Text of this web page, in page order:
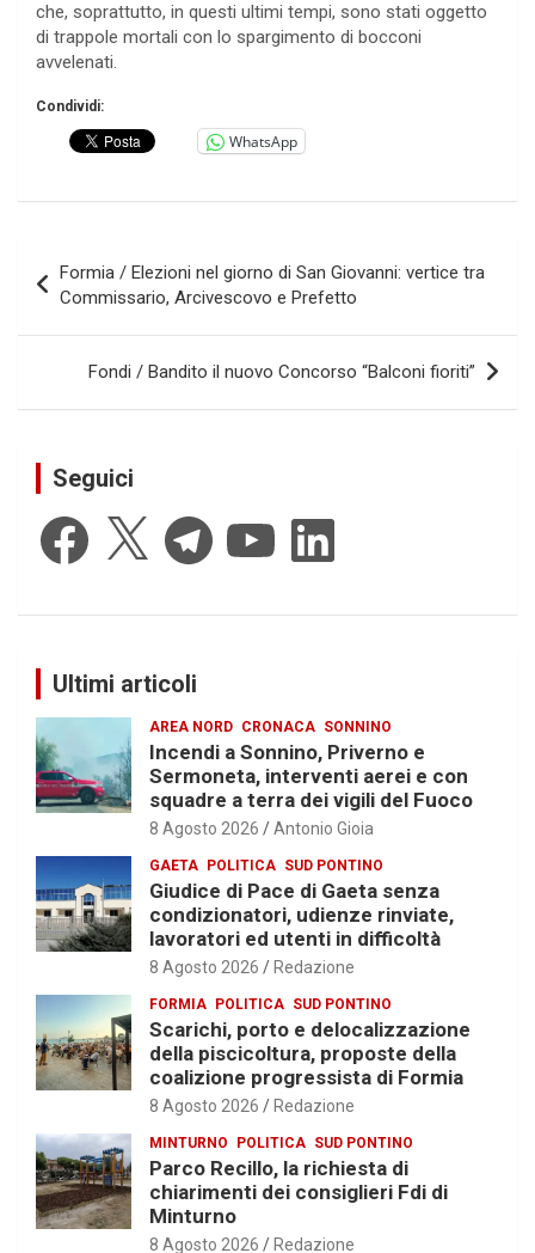
che, soprattutto, in questi ultimi tempi, sono stati oggetto
di trappole mortali con lo spargimento di bocconi
avvelenati.
Condividi:
WhatsApp
articoli
Formia / Elezioni nel giorno di San Giovanni: vertice tra
Commissario, Arcivescovo e Prefetto
Fondi / Bandito il nuovo Concorso “Balconi fioriti”
Seguici
Facebook Telegram YouTube LinkedIn
Ultimi articoli
AREA NORD CRONACA SONNINO
Incendi a Sonnino, Priverno e
Sermoneta, interventi aerei e con
squadre a terra dei vigili del Fuoco
8 Agosto 2026 Antonio Gioia
GAETA POLITICA SUD PONTINO
Giudice di Pace di Gaeta senza
condizionatori, udienze rinviate,
lavoratori ed utenti in difficoltà
8 Agosto 2026 Redazione
FORMIA POLITICA SUD PONTINO
Scarichi, porto e delocalizzazione
della piscicoltura, proposte della
coalizione progressista di Formia
8 Agosto 2026 Redazione
MINTURNO POLITICA SUD PONTINO
Parco Recillo, la richiesta di
chiarimenti dei consiglieri Fdi di
Minturno
8 Agosto 2026 Redazione